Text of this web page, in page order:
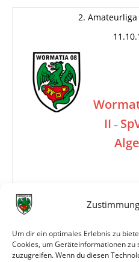
Um dir ein optimales Erlebnis zu
Cookies, um Geräteinformationen
zuzugreifen. Wenn du diesen
2.
II –
Tore
0:1 (46.)
1:1 K. Jäger